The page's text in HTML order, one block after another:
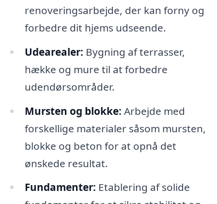
renoveringsarbejde, der kan forny og
forbedre dit hjems udseende.
Udearealer: Bygning af terrasser,
hække og mure til at forbedre
udendørsområder.
Mursten og blokke: Arbejde med
forskellige materialer såsom mursten,
blokke og beton for at opnå det
ønskede resultat.
Fundamenter: Etablering af solide